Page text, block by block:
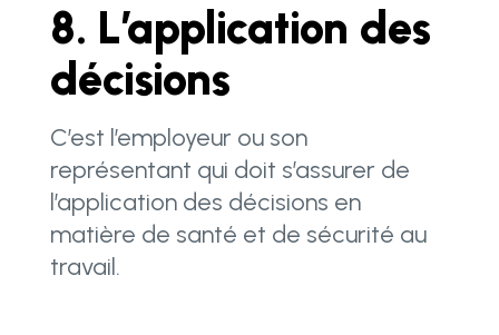
8. L’application des
décisions
C’est l’employeur ou son
représentant qui doit s’assurer de
l’application des décisions en
matière de santé et de sécurité au
travail.